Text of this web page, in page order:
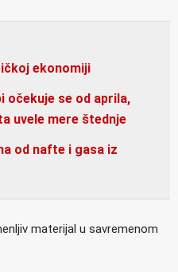
ekonomiji
očekuje se od aprila,
uvele mere štednje
od nafte i gasa iz
materijal u savremenom